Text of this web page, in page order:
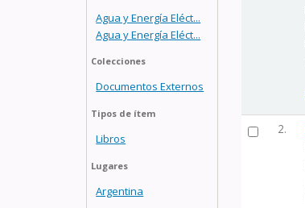
Agua y Energía Eléct...
Agua y Energía Eléct...
Colecciones
Documentos Externos
Tipos de ítem
Libros
Lugares
Argentina
2.